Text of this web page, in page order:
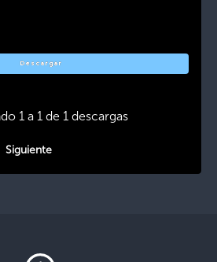
Descargar
1 a 1 de 1 descargas
Siguiente